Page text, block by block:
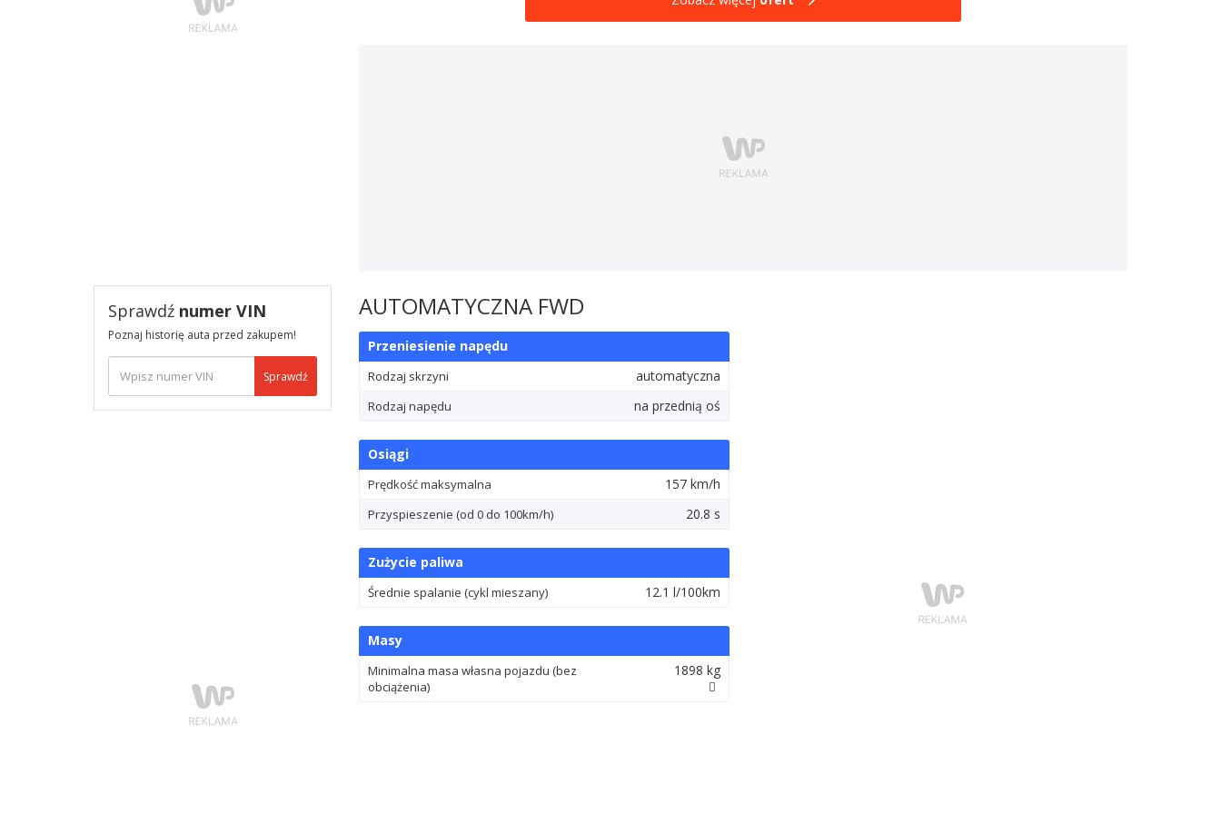
AUTOMATYCZNA FWD
Przeniesienie napędu
Rodzaj skrzyni automatyczna
Rodzaj napędu na przednią oś
Osiągi
Prędkość maksymalna 157 km/h
Przyspieszenie (od 0 do 100km/h) 20.8 s
Zużycie paliwa
Średnie spalanie (cykl mieszany) 12.1 l/100km
Masy
Minimalna masa własna pojazdu (bez
obciążenia)
1898 kg
Sprawdź numer VIN
Poznaj historię auta przed zakupem!
Sprawdź